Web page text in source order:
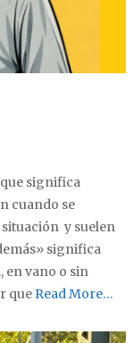
significa
cuando se
y suelen
significa
en vano o sin
queRead More…